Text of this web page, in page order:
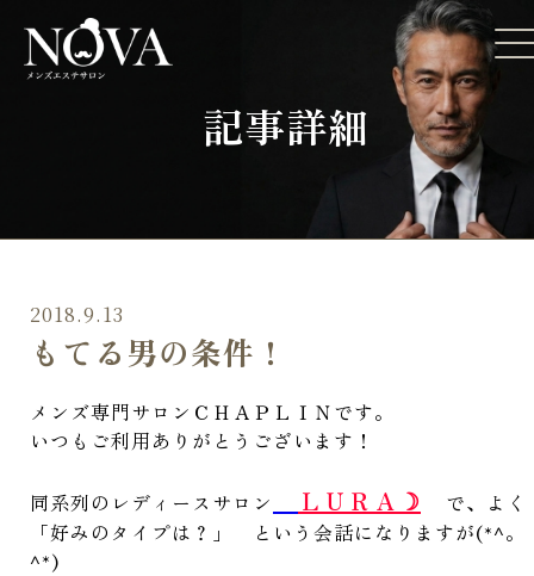
記事詳細
2018.9.13
もてる男の条件！
メンズ専門サロンＣＨＡＰＬＩＮです。
いつもご利用ありがとうございます！
同系列のレディースサロン ＬＵＲＡ☽
で、よく
「好みのタイプは？」 という会話になりますが(*^。
^*)